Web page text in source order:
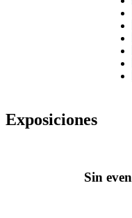
Exposiciones
Sin